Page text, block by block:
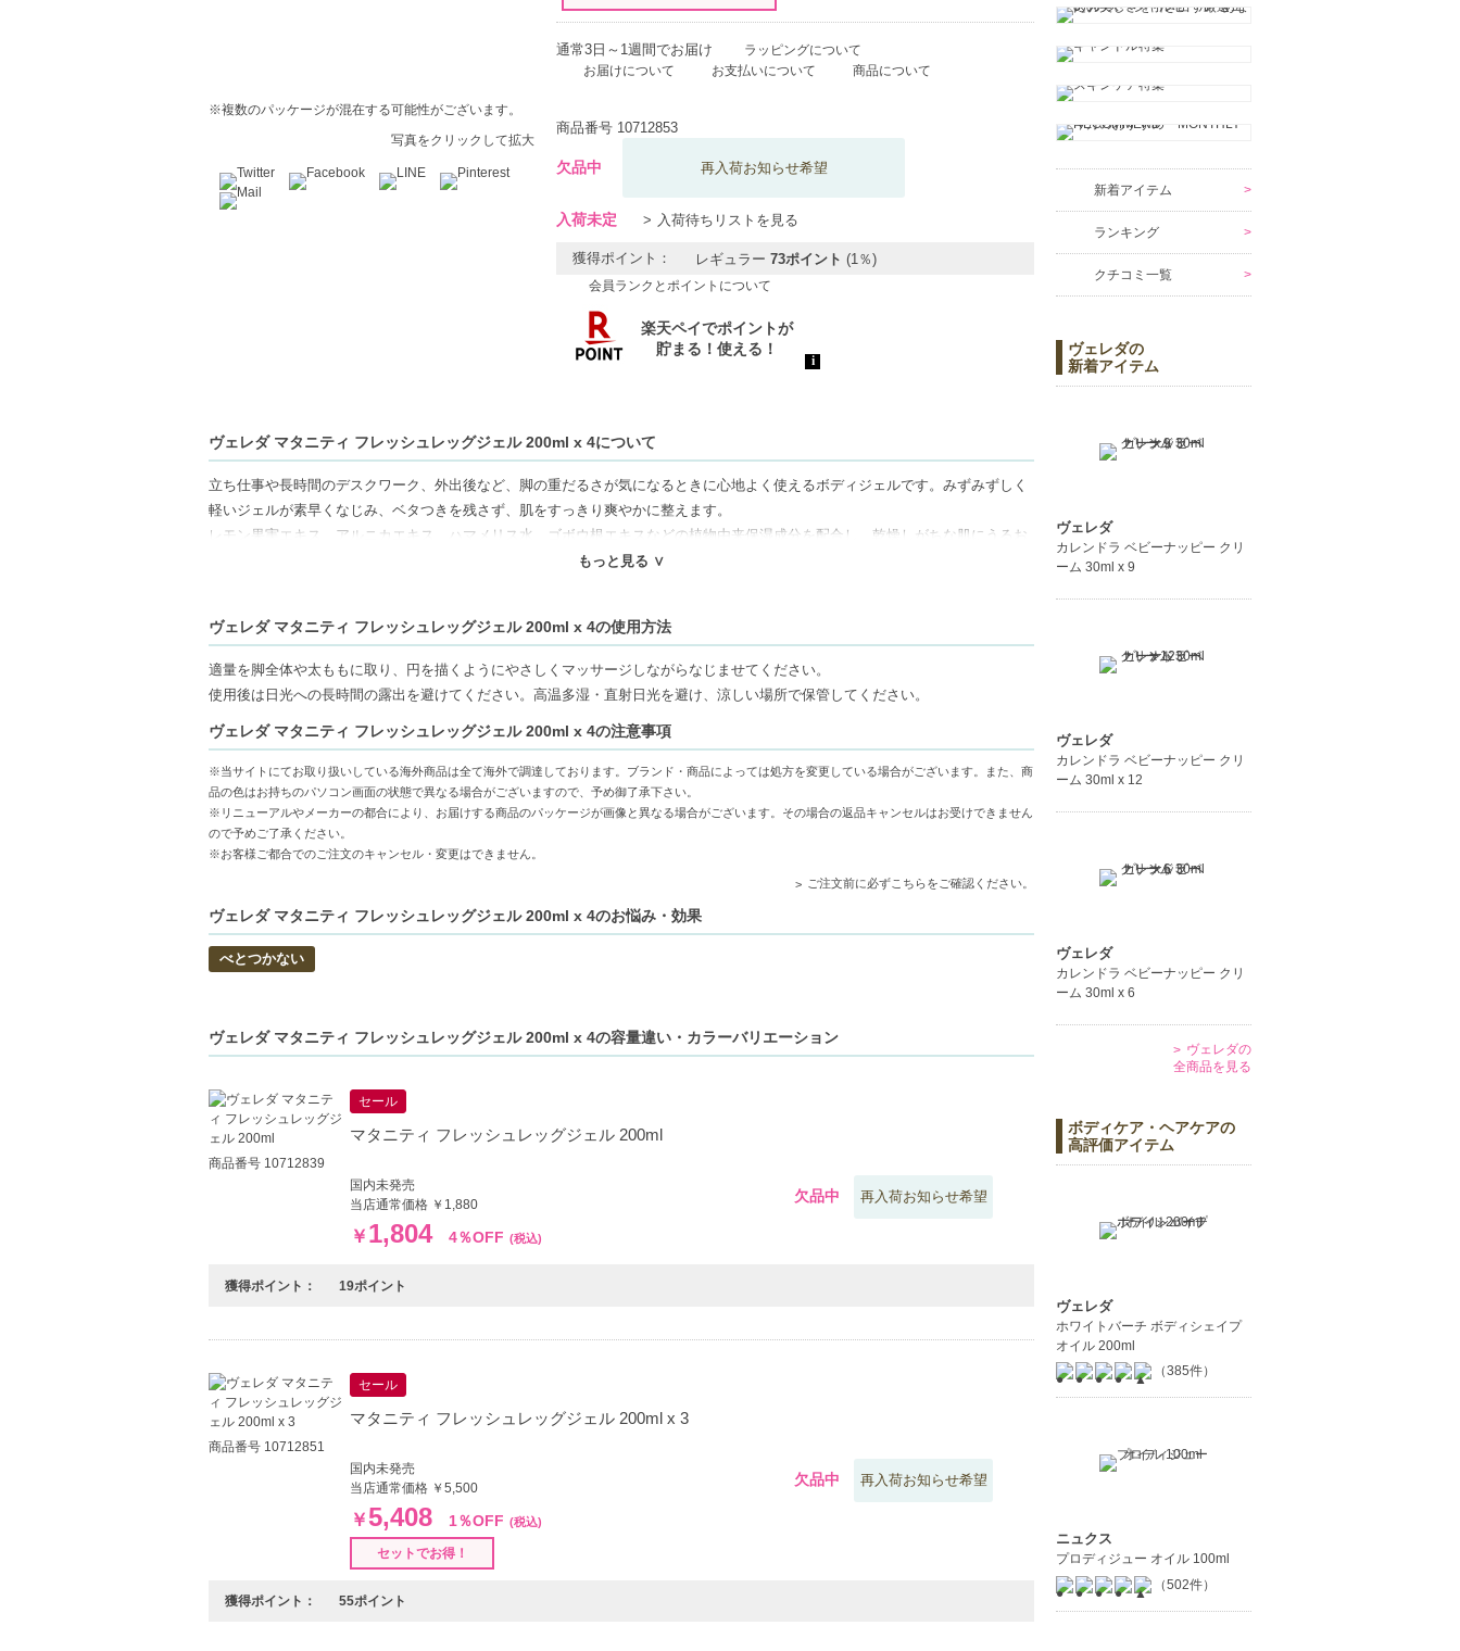
※複数のパッケージが混在する可能性がございます。
写真をクリックして拡大
通常3日～1週間でお届け
ラッピングについて
お届けについて
お支払いについて 商品について
商品番号 10712853
欠品中 再入荷お知らせ希望
入荷未定 入荷待ちリストを見る
獲得ポイント： レギュラー 73ポイント (1％)
会員ランクとポイントについて
ヴェレダ マタニティ フレッシュレッグジェル 200ml x 4について
立ち仕事や長時間のデスクワーク、外出後など、脚の重だるさが気になるときに心地よく使えるボディジェルです。みずみずしく
軽いジェルが素早くなじみ、ベタつきを残さず、肌をすっきり爽やかに整えます。
レモン果実エキス、アルニカエキス、ハマメリス水、ゴボウ根エキスなどの植物由来保湿成分を配合し、乾燥しがちな肌にうるお
いを与えながら、健やかな肌コンディションをサポート。軽やかな使用感で、妊娠中のレッグケアにも配慮された処方です。
地よいひとときへ導きます。
【商品の特徴】
植物由来の保湿成分配合-レモン果実エキスやアルニカエキスなどが肌の潤いをサポート
【こんな方へおすすめ】
立ち仕事やデスクワークで脚の重さやだるさを感じる方
マタニティ期の脚のケアに適したジェルをお探しの方
もっと見る ∨
ヴェレダ マタニティ フレッシュレッグジェル 200ml x 4の使用方法
適量を脚全体や太ももに取り、円を描くようにやさしくマッサージしながらなじませてください。
使用後は日光への長時間の露出を避けてください。高温多湿・直射日光を避け、涼しい場所で保管してください。
ヴェレダ マタニティ フレッシュレッグジェル 200ml x 4の注意事項
※当サイトにてお取り扱いしている海外商品は全て海外で調達しております。ブランド・商品によっては処方を変更している場合がございます。また、商
品の色はお持ちのパソコン画面の状態で異なる場合がございますので、予め御了承下さい。
※リニューアルやメーカーの都合により、お届けする商品のパッケージが画像と異なる場合がございます。その場合の返品キャンセルはお受けできません
ので予めご了承ください。
※お客様ご都合でのご注文のキャンセル・変更はできません。
ご注文前に必ずこちらをご確認ください。
ヴェレダ マタニティ フレッシュレッグジェル 200ml x 4のお悩み・効果
べとつかない
ヴェレダ マタニティ フレッシュレッグジェル 200ml x 4の容量違い・カラーバリエーション
商品番号 10712839
セール
マタニティ フレッシュレッグジェル 200ml
国内未発売
当店通常価格 ￥1,880
￥ 1,804 4％OFF (税込)
欠品中 再入荷お知らせ希望
獲得ポイント： 19ポイント
商品番号 10712851
セール
マタニティ フレッシュレッグジェル 200ml x 3
国内未発売
当店通常価格 ￥5,500
￥5,408 1％OFF (税込)
セットでお得！
欠品中 再入荷お知らせ希望
獲得ポイント： 55ポイント
新着アイテム
ランキング
クチコミ一覧
ヴェレダの
新着アイテム
ヴェレダ
カレンドラ ベビーナッピー クリ
ーム 30ml x 9
ヴェレダ
カレンドラ ベビーナッピー クリ
ーム 30ml x 12
ヴェレダ
カレンドラ ベビーナッピー クリ
ーム 30ml x 6
ヴェレダの
全商品を見る
ボディケア・ヘアケアの
高評価アイテム
ヴェレダ
ホワイトバーチ ボディシェイプ
オイル 200ml
（385件）
ニュクス
プロディジュー オイル 100ml
（502件）